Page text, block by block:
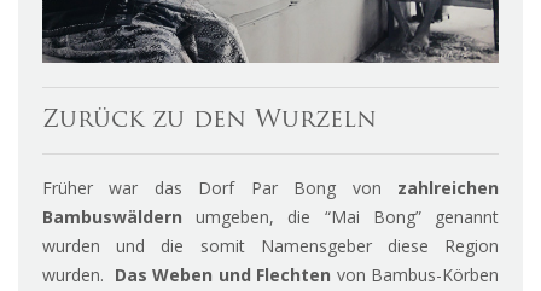
Zurück zu den Wurzeln
Früher war das Dorf Par Bong von zahlreichen
Bambuswäldern umgeben, die “Mai Bong” genannt
wurden und die somit Namensgeber diese Region
wurden. Das Weben und Flechten von Bambus-Körben